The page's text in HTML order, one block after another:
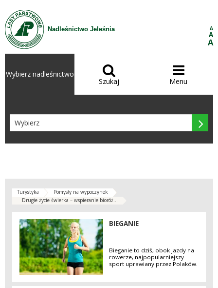
Przejdź do treści
Nadleśnictwo Jeleśnia A
A
A
Wybierz nadleśnictwo 
Szukaj

Menu

Turystyka
Pomysły na wypoczynek
Drugie życie świerka – wspieranie bioróż...
BIEGANIE
Bieganie to dziś, obok jazdy na
rowerze, najpopularniejszy
sport uprawiany przez Polaków.